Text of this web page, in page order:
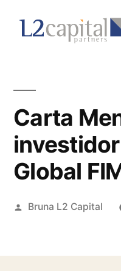
Carta
Global
Bruna L2 Capital